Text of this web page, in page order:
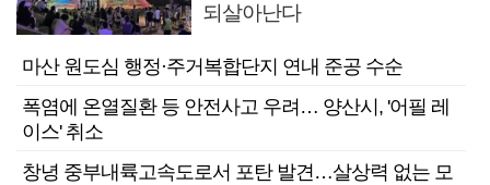
되살아난다
마산 원도심 행정·주거복합단지 연내 준공 수순
폭염에 온열질환 등 안전사고 우려… 양산시, '어필 레
이스' 취소
창녕 중부내륙고속도로서 포탄 발견…살상력 없는 모